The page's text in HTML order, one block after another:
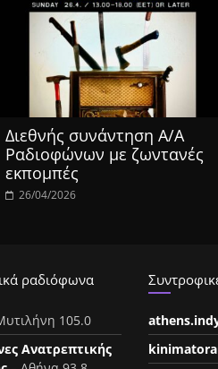
Διεθνής συνάντηση Α/Α
Ραδιοφώνων με ζωντανές
εκπομπές
26/04/2026
ραδιόφωνα
105.0
Ανατρεπτικής